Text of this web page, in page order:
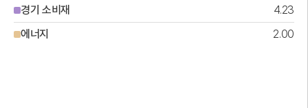
경기 소비재
4.23
에너지
2.00